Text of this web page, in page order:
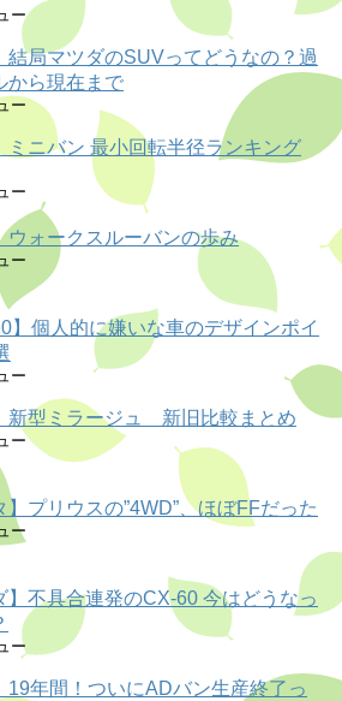
ー
結局マツダのSUVってどうなの？過
から現在まで
ー
ミニバン 最小回転半径ランキング
ー
ウォークスルーバンの歩み
ー
】個人的に嫌いな車のデザインポイ
ー
新型ミラージュ 新旧比較まとめ
ー
】プリウスの”4WD”、ほぼFFだった
ー
】不具合連発のCX-60 今はどうなっ
ー
19年間！ついにADバン生産終了っ